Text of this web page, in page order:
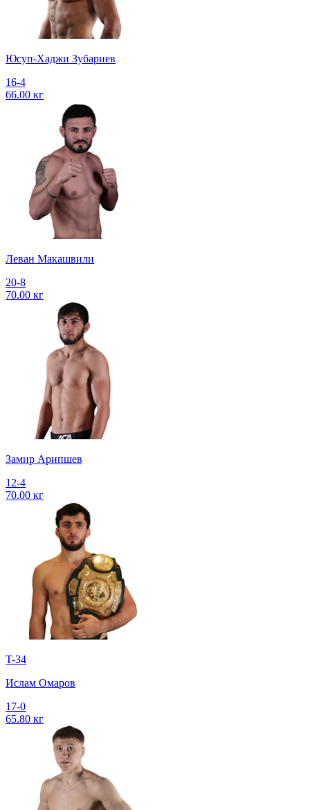
Юсуп-Хаджи Зубариев
16-4
66.00 кг
Леван Макашвили
20-8
70.00 кг
Замир Арипшев
12-4
70.00 кг
T-34
Ислам Омаров
17-0
65.80 кг